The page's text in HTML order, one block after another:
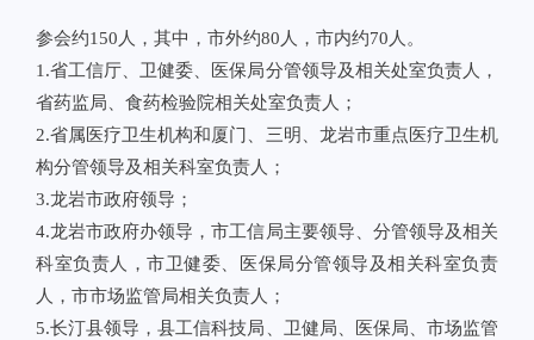
参会约150人，其中，市外约80人，市内约70人。
1.省工信厅、卫健委、医保局分管领导及相关处室负责人，
省药监局、食药检验院相关处室负责人；
2.省属医疗卫生机构和厦门、三明、龙岩市重点医疗卫生机
构分管领导及相关科室负责人；
3.龙岩市政府领导；
4.龙岩市政府办领导，市工信局主要领导、分管领导及相关
科室负责人，市卫健委、医保局分管领导及相关科室负责
人，市市场监管局相关负责人；
5.长汀县领导，县工信科技局、卫健局、医保局、市场监管